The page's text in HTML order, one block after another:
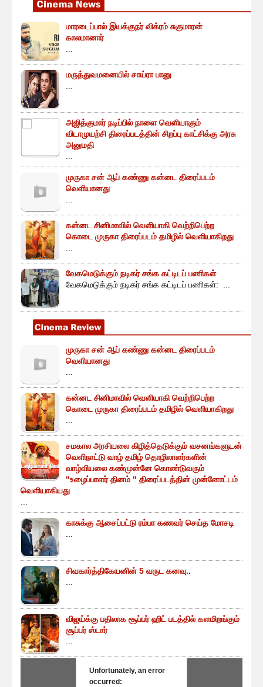
மாரடைப்பால் இயக்குநர் விக்ரம் சுகுமாரன்
காலமானார்
...
மருத்துவமனையில் சாய்ரா பானு
...
அஜித்குமார் நடிப்பில் நாளை வெளியாகும்
விடாமுயற்சி திரைப்படத்தின் சிறப்பு காட்சிக்கு அரசு
அனுமதி
...
முருகா சன் ஆப் கண்ணு கன்னட திரைப்படம்
வெளியானது
...
கன்னட சினிமாவில் வெளியாகி வெற்றிபெற்ற
கொடை முருகா திரைப்படம் தமிழில் வெளியாகிறது
...
வேகமெடுக்கும் நடிகர் சங்க கட்டிடப் பணிகள்
வேகமெடுக்கும் நடிகர் சங்க கட்டிடப் பணிகள்: ...
முருகா சன் ஆப் கண்ணு கன்னட திரைப்படம்
வெளியானது
...
கன்னட சினிமாவில் வெளியாகி வெற்றிபெற்ற
கொடை முருகா திரைப்படம் தமிழில் வெளியாகிறது
...
சமகால அரசியலை கிழித்தெடுக்கும் வசனங்களுடன்
வெளிநாட்டு வாழ் தமிழ் தொழிலாளர்களின்
வாழ்வியலை கண்முன்னே கொண்டுவரும்
"உழைப்பாளர் தினம் " திரைப்படத்தின் முன்னோட்டம்
வெளியாகியது
...
காசுக்கு ஆசைப்பட்டு ரம்பா கணவர் செய்த மோசடி
...
சிவகார்த்திகேயனின் 5 வருட கனவு..
...
விஜய்க்கு பதிலாக சூப்பர் ஹிட் படத்தில் களமிறங்கும்
சூப்பர் ஸ்டார்
...
Unfortunately, an error
occurred: